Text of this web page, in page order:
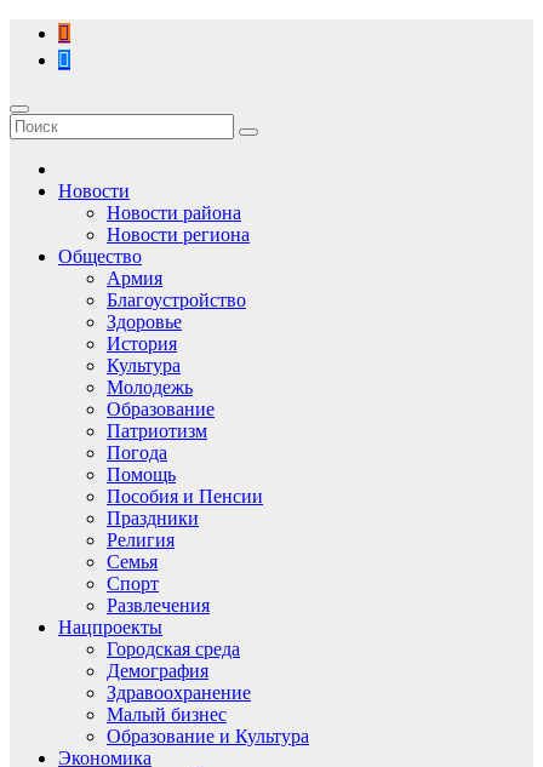
Перейти
содержимому
Новости
Новости района
Новости региона
Общество
Армия
Благоустройство
Здоровье
История
Культура
Молодежь
Образование
Патриотизм
Погода
Помощь
Пособия и Пенсии
Праздники
Религия
Семья
Спорт
Развлечения
Нацпроекты
Городская среда
Демография
Здравоохранение
Малый бизнес
Образование и Культура
Экономика